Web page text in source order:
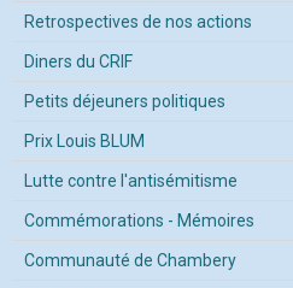
Retrospectives de nos actions
Diners du CRIF
Petits déjeuners politiques
Prix Louis BLUM
Lutte contre l'antisémitisme
Commémorations - Mémoires
Communauté de Chambery